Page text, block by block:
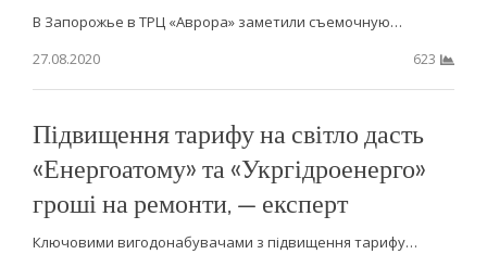
В Запорожье в ТРЦ «Аврора» заметили съемочную…
27.08.2020
623
Підвищення тарифу на світло дасть
«Енергоатому» та «Укргідроенерго»
гроші на ремонти, — експерт
Ключовими вигодонабувачами з підвищення тарифу…